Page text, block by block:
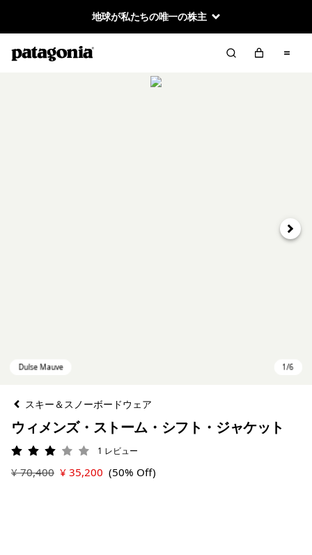
地球が私たちの唯一の株主
次へ
スキー＆スノーボードウェア
ウィメンズ・ストーム・シフト・ジャケット
評価: 3 / 5 1 レビュー
¥ 70,400 ¥ 35,200 (50% Off)